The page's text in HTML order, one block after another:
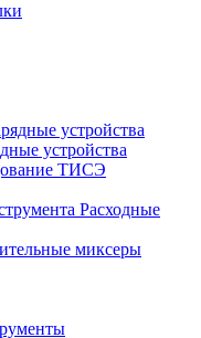
устройства
ТИСЭ
Расходные
миксеры